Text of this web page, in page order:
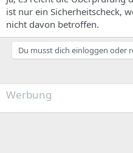
ist nur ein Sicherheitscheck,
nicht davon betroffen.
Du musst dich einloggen oder
Werbung